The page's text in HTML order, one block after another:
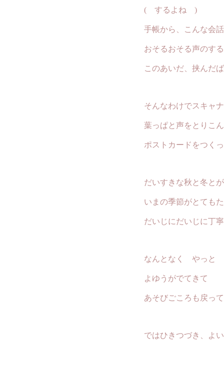
( するよね )
手帳から、こんな会話
おそるおそる声のする
このあいだ、挟んだば
そんなわけでスキャナ
葉っぱと声をとりこん
ポストカードをつくっ
だいすきな秋と冬とが
いまの季節がとてもた
だいじにだいじに丁寧
なんとなく やっと よ
よゆうがでてきて
あそびごころも戻って
ではひきつづき、よい秋